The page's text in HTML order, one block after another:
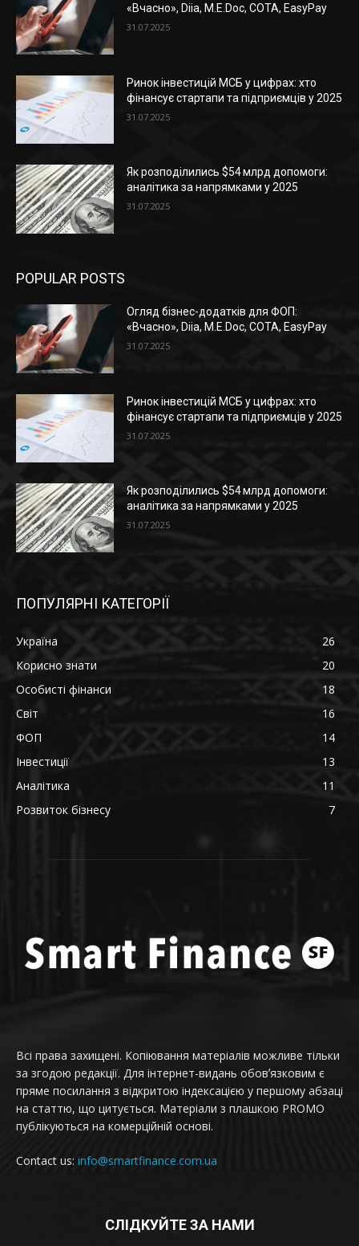
«Вчасно», Diia, M.E.Doc, СОТА, EasyPay
31.07.2025
Ринок інвестицій МСБ у цифрах: хто
фінансує стартапи та підприємців у 2025
31.07.2025
Як розподілились $54 млрд допомоги:
аналітика за напрямками у 2025
31.07.2025
POPULAR POSTS
Огляд бізнес-додатків для ФОП:
«Вчасно», Diia, M.E.Doc, СОТА, EasyPay
31.07.2025
Ринок інвестицій МСБ у цифрах: хто
фінансує стартапи та підприємців у 2025
31.07.2025
Як розподілились $54 млрд допомоги:
аналітика за напрямками у 2025
31.07.2025
ПОПУЛЯРНІ КАТЕГОРІЇ
Україна
26
Корисно знати
20
Особисті фінанси
18
Світ
16
ФОП
14
Інвестиції
13
Аналітика
11
Розвиток бізнесу
7
Всі права захищені. Копіювання матеріалів можливе тільки
за згодою редакції. Для інтернет-видань обовʼязковим є
пряме посилання з відкритою індексацією у першому абзаці
на статтю, що цитується. Матеріали з плашкою PROMO
публікуються на комерційній основі.
Contact us: info@smartfinance.com.ua
СЛІДКУЙТЕ ЗА НАМИ